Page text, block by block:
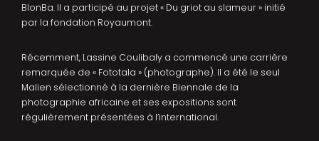
BlonBa. Il a participé au projet « Du griot au slameur » initié
par la fondation Royaumont.
Récemment, Lassine Coulibaly a commencé une carrière
remarquée de « Fototala » (photographe). Il a été le seul
Malien sélectionné à la dernière Biennale de la
photographie africaine et ses expositions sont
régulièrement présentées à l’international.